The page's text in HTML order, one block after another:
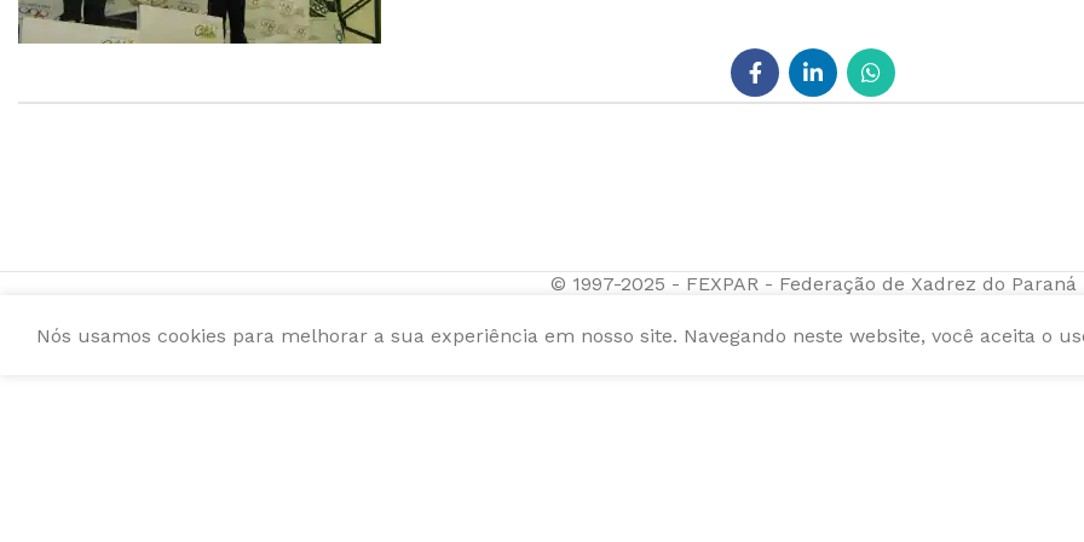
© 1997-2025 - FEXPAR - Federação de Xadrez do Paraná
Nós usamos cookies para melhorar a sua experiência em nosso site. Navegando neste website, você aceita o